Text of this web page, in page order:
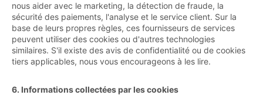
nous aider avec le marketing, la détection de fraude, la
sécurité des paiements, l'analyse et le service client. Sur la
base de leurs propres règles, ces fournisseurs de services
peuvent utiliser des cookies ou d'autres technologies
similaires. S'il existe des avis de confidentialité ou de cookies
tiers applicables, nous vous encourageons à les lire.
6. Informations collectées par les cookies